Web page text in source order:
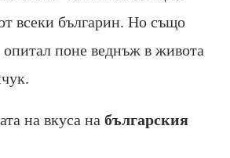
всеки българин. Но също
опитал поне веднъж в живота
на вкуса на българския